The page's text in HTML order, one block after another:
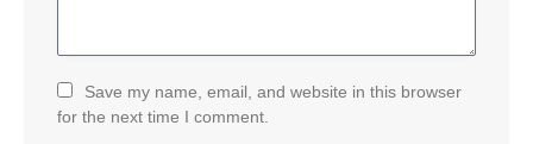
Save my name, email, and website in this browser
for the next time I comment.